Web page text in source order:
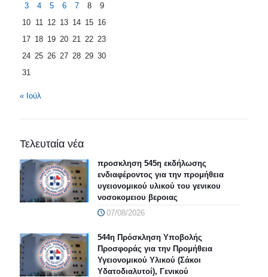
3
4 5 6 7 8
9
10 11 12 13 14 15 16
17 18 19 20 21 22 23
24 25 26 27 28 29 30
31
« Ιούλ
Τελευταία νέα
προσκληση 545η εκδήλωσης
ενδιαφέροντος για την προμήθεια
υγειονομικού υλικού του γενικου
νοσοκομειου βεροιας
07/08/2026
544η Πρόσκληση Υποβολής
Προσφοράς για την Προμήθεια
Υγειονομικού Υλικού (Σάκοι
Υδατοδιαλυτοί), Γενικού